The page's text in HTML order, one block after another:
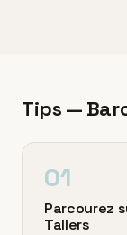
Tips —
01
Parcourez
Tallers